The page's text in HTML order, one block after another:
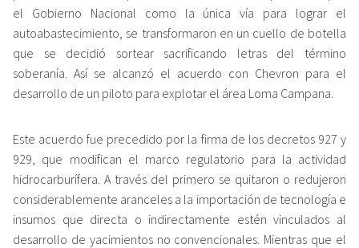
el Gobierno Nacional como la única vía para lograr el
autoabastecimiento, se transformaron en un cuello de botella
que se decidió sortear sacrificando letras del término
soberanía. Así se alcanzó el acuerdo con Chevron para el
desarrollo de un piloto para explotar el área Loma Campana.
Este acuerdo fue precedido por la firma de los decretos 927 y
929, que modifican el marco regulatorio para la actividad
hidrocarburífera. A través del primero se quitaron o redujeron
considerablemente aranceles a la importación de tecnología e
insumos que directa o indirectamente estén vinculados al
desarrollo de yacimientos no convencionales. Mientras que el